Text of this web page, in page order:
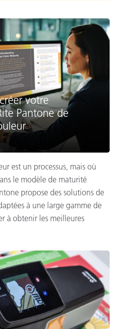
votre
Pantone de
est un processus, mais où
le modèle de maturité
propose des solutions de
à une large gamme de
à obtenir les meilleures